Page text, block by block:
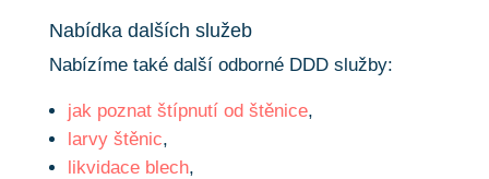
Nabídka dalších služeb
Nabízíme také další odborné DDD služby:
jak poznat štípnutí od štěnice,
larvy štěnic,
likvidace blech,